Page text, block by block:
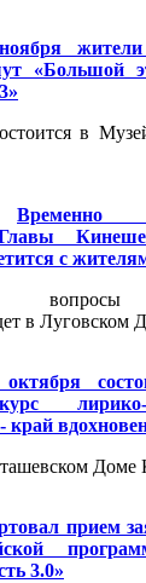
«Большой
в
Временно
с
вопросы
в Луговском
лирико-
край
Доме
прием
3.0»